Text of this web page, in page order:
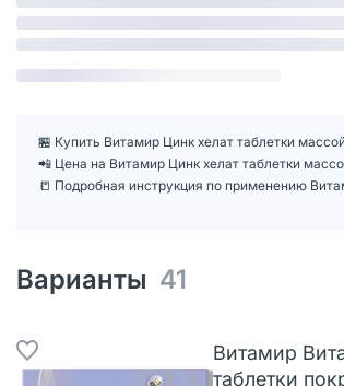
🏪 Купить Витамир Цинк хелат таблетки
📲 Цена на Витамир Цинк хелат таблетки
📒 Подробная инструкция по применению
Варианты 41
Витамир
таблетки